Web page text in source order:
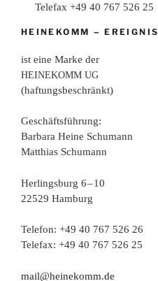
Telefax +49 40 767 526 25
HEINEKOMM –EREIGNIS
ist eine Mar­ke der
HEINEKOMM UG
(haf­tungs­be­schränkt)
Geschäfts­füh­rung:
Bar­ba­ra Hei­ne Schumann
Mat­thi­as Schumann
Her­lings­burg 6 – 10
22529 Hamburg
Tele­fon: +49 40 767 526 26
Tele­fax: +49 40 767 526 25
mail@heinekomm.de